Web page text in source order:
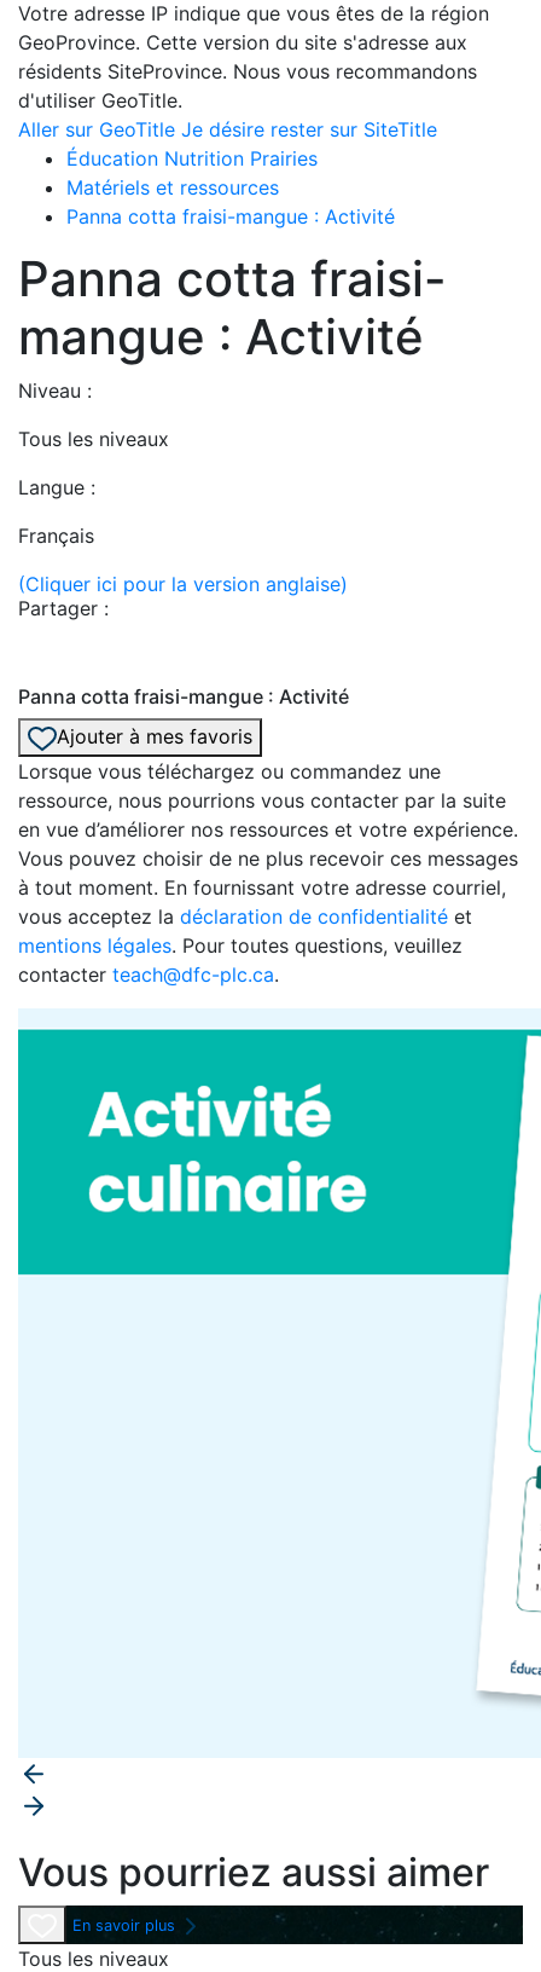
Votre adresse IP indique que vous êtes de la région
GeoProvince. Cette version du site s'adresse aux
résidents SiteProvince. Nous vous recommandons
d'utiliser GeoTitle.
Aller sur GeoTitle Je désire rester sur SiteTitle
Éducation Nutrition Prairies
Matériels et ressources
Panna cotta fraisi-mangue : Activité
Panna cotta fraisi-
mangue : Activité
Niveau :
Tous les niveaux
Langue :
Français
(Cliquer ici pour la version anglaise)
Partager :
Panna cotta fraisi-mangue : Activité
Ajouter à mes favoris
Lorsque vous téléchargez ou commandez une
ressource, nous pourrions vous contacter par la suite
en vue d’améliorer nos ressources et votre expérience.
Vous pouvez choisir de ne plus recevoir ces messages
à tout moment. En fournissant votre adresse courriel,
vous acceptez la déclaration de confidentialité et
mentions légales. Pour toutes questions, veuillez
contacter teach@dfc-plc.ca.
Vous pourriez aussi aimer
En savoir plus
Tous les niveaux